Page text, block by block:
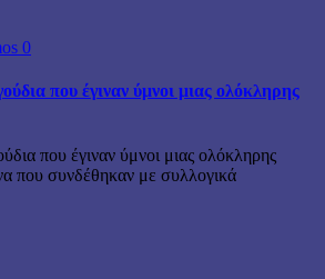
0
που έγιναν ύμνοι μιας ολόκληρης
που έγιναν ύμνοι μιας ολόκληρης
που συνδέθηκαν με συλλογικά